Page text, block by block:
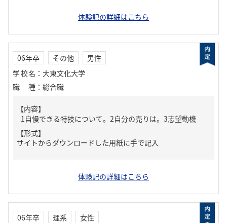
体験記の詳細はこちら
06年卒 その他
男性
学校名 ： 大東文化大学
職種 ： 総合職
【内容】
1自慢できる特技について。2自分の売りは。3志望動機
【形式】
サイトからダウンロードした用紙に手で記入
体験記の詳細はこちら
06年卒 理系
女性